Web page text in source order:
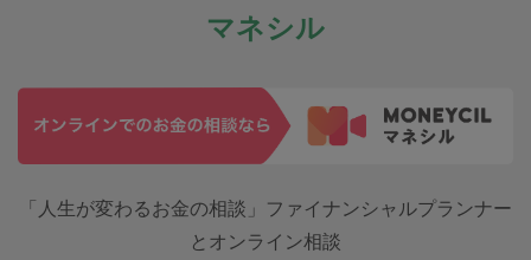
マネシル
「人生が変わるお金の相談」ファイナンシャルプランナー
とオンライン相談